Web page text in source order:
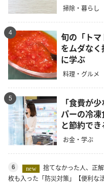
掃除・暮らし
4
旬の「ト
をムダな
に学ぶ
料理・グルメ
5
「食費が
パーの冷
と節約でき
お金・学ぶ
6 new
捨てなかった人、正
枚も入った「防災対策」【便利な